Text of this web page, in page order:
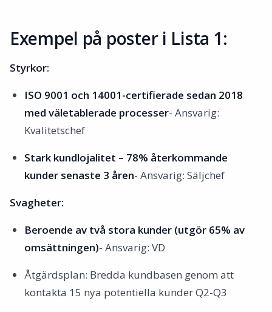
Exempel på poster i Lista 1:
Styrkor:
ISO 9001 och 14001-certifierade sedan 2018
med väletablerade processer- Ansvarig:
Kvalitetschef
Stark kundlojalitet – 78% återkommande
kunder senaste 3 åren- Ansvarig: Säljchef
Svagheter:
Beroende av två stora kunder (utgör 65% av
omsättningen)- Ansvarig: VD
Åtgärdsplan: Bredda kundbasen genom att
kontakta 15 nya potentiella kunder Q2-Q3